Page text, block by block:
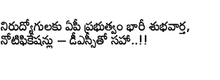
నిరుద్యోగులకు ఏపీ ప్రభుత్వం భారీ శుభవార్త,
నోటిఫికేషన్లు – డీఎస్సీతో సహా..!!